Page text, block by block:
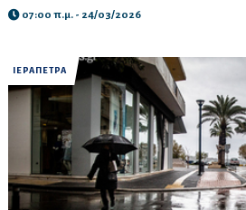
07:00 π.μ. - 24/03/2026
ΙΕΡΑΠΕΤΡΑ